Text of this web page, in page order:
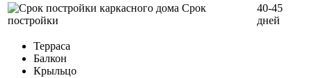
Срок
постройки
40-45
дней
Терраса
Балкон
Крыльцо